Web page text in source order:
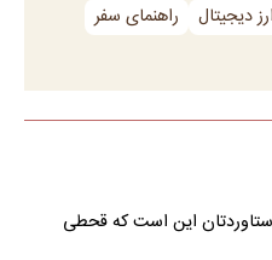
دیجیتال
راهنمای سفر
دستاوردتان این است که قحطی